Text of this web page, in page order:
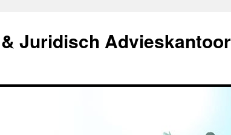
Juridisch Advieskantoor